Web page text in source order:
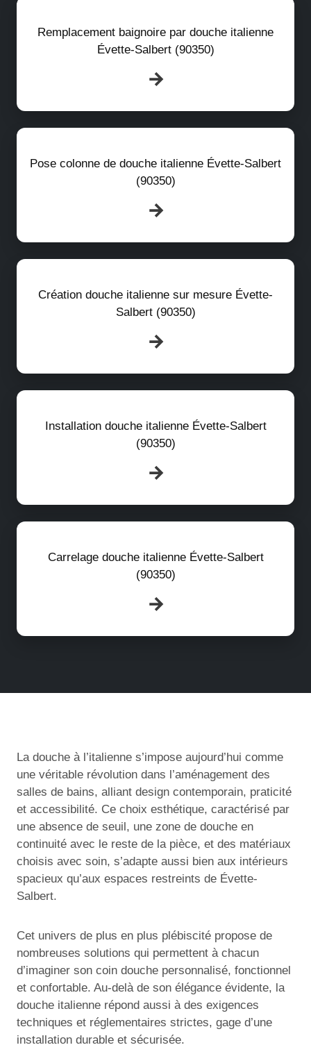
Remplacement baignoire par douche italienne
Évette-Salbert (90350)
Pose colonne de douche italienne Évette-Salbert
(90350)
Création douche italienne sur mesure Évette-
Salbert (90350)
Installation douche italienne Évette-Salbert
(90350)
Carrelage douche italienne Évette-Salbert
(90350)
La douche à l’italienne s’impose aujourd’hui comme
une véritable révolution dans l’aménagement des
salles de bains, alliant design contemporain, praticité
et accessibilité. Ce choix esthétique, caractérisé par
une absence de seuil, une zone de douche en
continuité avec le reste de la pièce, et des matériaux
choisis avec soin, s’adapte aussi bien aux intérieurs
spacieux qu’aux espaces restreints de Évette-
Salbert.
Cet univers de plus en plus plébiscité propose de
nombreuses solutions qui permettent à chacun
d’imaginer son coin douche personnalisé, fonctionnel
et confortable. Au-delà de son élégance évidente, la
douche italienne répond aussi à des exigences
techniques et réglementaires strictes, gage d’une
installation durable et sécurisée.